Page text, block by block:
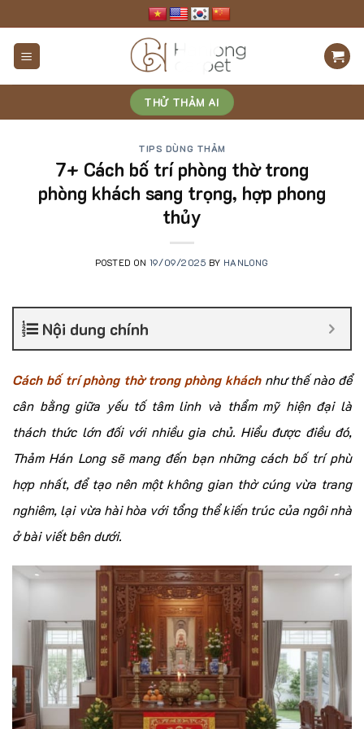
to
content
THỬ THẢM AI
TIPS DÙNG THẢM
7+ Cách bố trí phòng thờ trong
phòng khách sang trọng, hợp phong
thủy
POSTED ON 19/09/2025 BY HANLONG
Nội dung chính
Cách bố trí phòng thờ trong phòng kháchnhư thế nào để
cân bằng giữa yếu tố tâm linh và thẩm mỹ hiện đại là
thách thức lớn đối với nhiều gia chủ. Hiểu được điều đó,
Thảm Hán Long sẽ mang đến bạn những cách bố trí phù
hợp nhất, để tạo nên một không gian thờ cúng vừa trang
nghiêm, lại vừa hài hòa với tổng thể kiến trúc của ngôi nhà
ở bài viết bên dưới.